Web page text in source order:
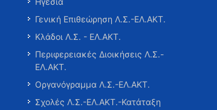
Γενική Επιθεώρηση Λ.Σ.-ΕΛ.ΑΚΤ.
Κλάδοι Λ.Σ. - ΕΛ.ΑΚΤ.
Περιφερειακές Διοικήσεις Λ.Σ.-
ΕΛ.ΑΚΤ.
Οργανόγραμμα Λ.Σ.-ΕΛ.ΑΚΤ.
Σχολές Λ.Σ.-ΕΛ.ΑΚΤ.-Κατάταξη